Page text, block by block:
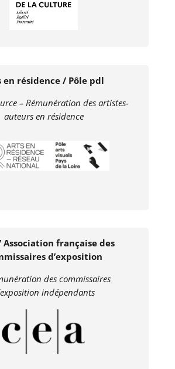
en résidence / Pôle pdl
– Rémunération des artistes-
auteurs en résidence
Association française des
d’exposition
des commissaires
indépendants